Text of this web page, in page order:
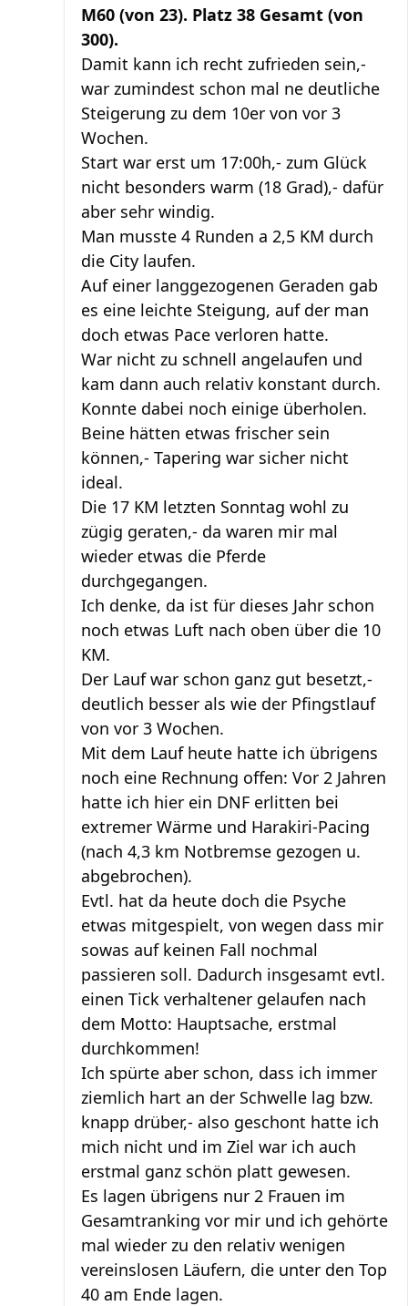
M60 (von 23). Platz 38 Gesamt (von
300).
Damit kann ich recht zufrieden sein,-
war zumindest schon mal ne deutliche
Steigerung zu dem 10er von vor 3
Wochen.
Start war erst um 17:00h,- zum Glück
nicht besonders warm (18 Grad),- dafür
aber sehr windig.
Man musste 4 Runden a 2,5 KM durch
die City laufen.
Auf einer langgezogenen Geraden gab
es eine leichte Steigung, auf der man
doch etwas Pace verloren hatte.
War nicht zu schnell angelaufen und
kam dann auch relativ konstant durch.
Konnte dabei noch einige überholen.
Beine hätten etwas frischer sein
können,- Tapering war sicher nicht
ideal.
Die 17 KM letzten Sonntag wohl zu
zügig geraten,- da waren mir mal
wieder etwas die Pferde
durchgegangen.
Ich denke, da ist für dieses Jahr schon
noch etwas Luft nach oben über die 10
KM.
Der Lauf war schon ganz gut besetzt,-
deutlich besser als wie der Pfingstlauf
von vor 3 Wochen.
Mit dem Lauf heute hatte ich übrigens
noch eine Rechnung offen: Vor 2 Jahren
hatte ich hier ein DNF erlitten bei
extremer Wärme und Harakiri-Pacing
(nach 4,3 km Notbremse gezogen u.
abgebrochen).
Evtl. hat da heute doch die Psyche
etwas mitgespielt, von wegen dass mir
sowas auf keinen Fall nochmal
passieren soll. Dadurch insgesamt evtl.
einen Tick verhaltener gelaufen nach
dem Motto: Hauptsache, erstmal
durchkommen!
Ich spürte aber schon, dass ich immer
ziemlich hart an der Schwelle lag bzw.
knapp drüber,- also geschont hatte ich
mich nicht und im Ziel war ich auch
erstmal ganz schön platt gewesen.
Es lagen übrigens nur 2 Frauen im
Gesamtranking vor mir und ich gehörte
mal wieder zu den relativ wenigen
vereinslosen Läufern, die unter den Top
40 am Ende lagen.